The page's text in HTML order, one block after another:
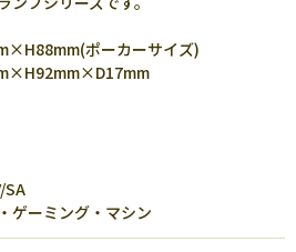
ポーカーサイズ)
SA
ゲーミング・マシン